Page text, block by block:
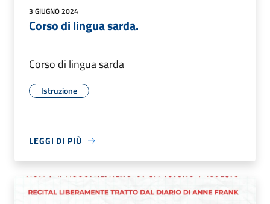
3 GIUGNO 2024
Corso di lingua sarda.
Corso di lingua sarda
Istruzione
LEGGI DI PIÙ